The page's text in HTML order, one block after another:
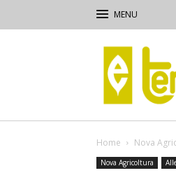
Terra
e
Vita
Home Nova
Nova Agricoltura